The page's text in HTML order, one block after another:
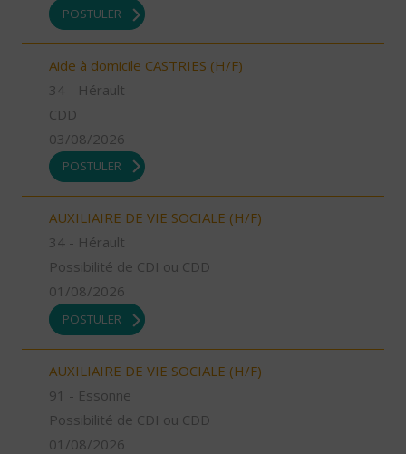
POSTULER
Aide à domicile CASTRIES (H/F)
34 - Hérault
CDD
03/08/2026
POSTULER
AUXILIAIRE DE VIE SOCIALE (H/F)
34 - Hérault
Possibilité de CDI ou CDD
01/08/2026
POSTULER
AUXILIAIRE DE VIE SOCIALE (H/F)
91 - Essonne
Possibilité de CDI ou CDD
01/08/2026